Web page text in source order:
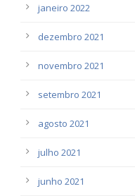
janeiro 2022
dezembro 2021
novembro 2021
setembro 2021
agosto 2021
julho 2021
junho 2021